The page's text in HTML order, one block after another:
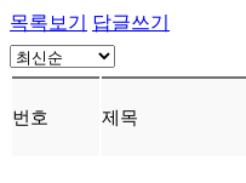
목록보기
답글쓰기
번호 제목